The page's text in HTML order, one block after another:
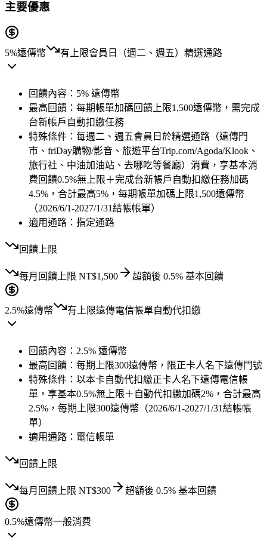
主要優惠
5%遠傳幣 有上限會員日（週二、週五）精選通路
回饋內容： 5% 遠傳幣
最高回饋： 每期帳單加碼回饋上限1,500遠傳幣，需完成
台新帳戶自動扣繳任務
特殊條件： 每週二、週五會員日於精選通路（遠傳門
市、friDay購物/影音、旅遊平台Trip.com/Agoda/Klook、
旅行社、中油加油站、去哪吃等餐廳）消費，享基本消
費回饋0.5%無上限＋完成台新帳戶自動扣繳任務加碼
4.5%，合計最高5%，每期帳單加碼上限1,500遠傳幣
（2026/6/1-2027/1/31結帳帳單）
適用通路： 指定通路
回饋上限
每月 回饋上限 NT$1,500 超額後 0.5% 基本回饋
2.5%遠傳幣 有上限遠傳電信帳單自動代扣繳
回饋內容： 2.5% 遠傳幣
最高回饋： 每期上限300遠傳幣，限正卡人名下遠傳門號
特殊條件： 以本卡自動代扣繳正卡人名下遠傳電信帳
單，享基本0.5%無上限＋自動代扣繳加碼2%，合計最高
2.5%，每期上限300遠傳幣（2026/6/1-2027/1/31結帳帳
單）
適用通路： 電信帳單
回饋上限
每月 回饋上限 NT$300 超額後 0.5% 基本回饋
0.5%遠傳幣一般消費